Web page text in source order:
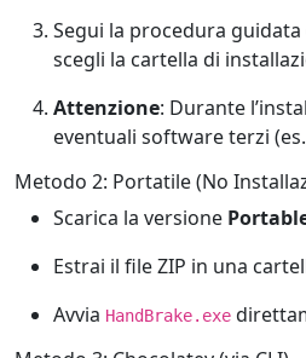
Segui la procedura guidata
scegli la cartella di
Attenzione: Durante
eventuali software terzi
Metodo 2: Portatile (No
Scarica la versione
Estrai il file ZIP in una
Avvia HandBrake.exe